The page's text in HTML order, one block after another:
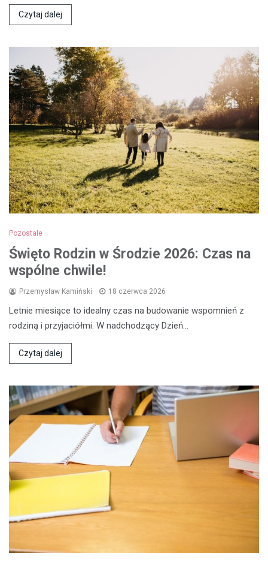
Czytaj dalej
Pozostałe
Święto Rodzin w Środzie 2026: Czas na
wspólne chwile!
Przemysław Kamiński 18 czerwca 2026
Letnie miesiące to idealny czas na budowanie wspomnień z
rodziną i przyjaciółmi. W nadchodzący Dzień…
Czytaj dalej